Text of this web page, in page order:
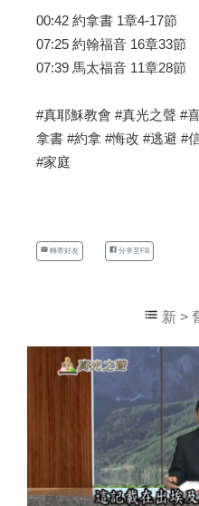
00:42 約拿書 1章4-17節
07:25 約翰福音 16章33節
07:39 馬太福音 11章28節
#真耶穌教會 #真光之聲 #
拿書 #約拿 #悔改 #逃避 #
#家庭
轉寄好友 分享至FB
新 >